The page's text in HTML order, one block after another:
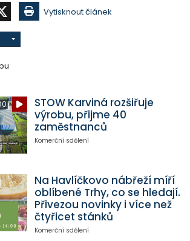
Vytisknout článek
STOW Karviná rozšiřuje
výrobu, přijme 40
zaměstnanců
Komerční sdělení
Na Havlíčkovo nábřeží míří
oblíbené Trhy, co se hledají.
Přivezou novinky i více než
čtyřicet stánků
Komerční sdělení